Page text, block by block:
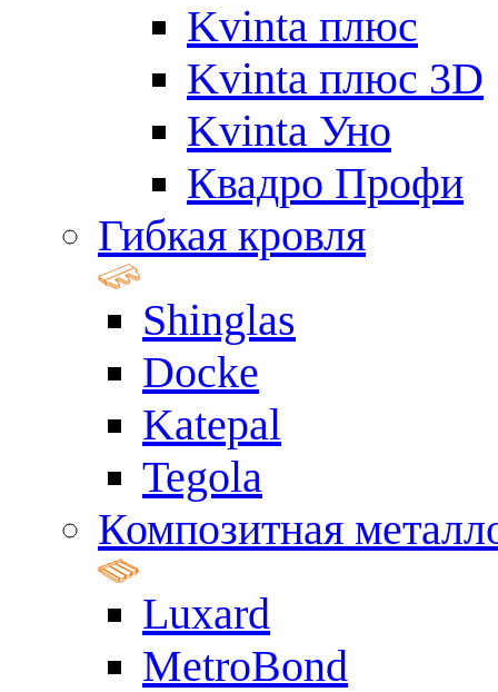
Kvinta плюс
Kvinta плюс 3D
Kvinta Уно
Квадро Профи
Гибкая кровля
Shinglas
Docke
Katepal
Tegola
Композитная
Luxard
MetroBond